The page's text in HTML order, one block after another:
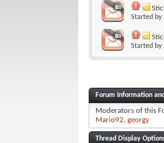
Started by
Started by
Forum Information
Moderators of this
Mario92 georgy
Thread Display